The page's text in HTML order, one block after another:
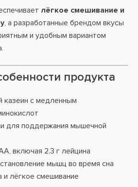
лёгкое смешивание и
, а разработанные брендом вкусы
и удобным вариантом
продукта
казеин с медленным
для поддержания мышечной
включая 2.3 г лейцина
мышц во время сна
и лёгкое смешивание